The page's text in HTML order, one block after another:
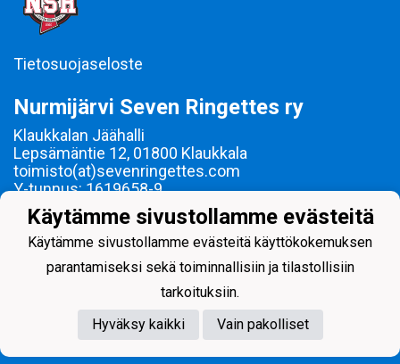
Tietosuojaseloste
Nurmijärvi Seven Ringettes ry
Klaukkalan Jäähalli
Lepsämäntie 12, 01800 Klaukkala
toimisto(at)sevenringettes.com
Y-tunnus: 1619658-9
Ringetteä Nurmijärvellä vuodesta 2000!
Powered by
Käytämme sivustollamme evästeitä
Käytämme sivustollamme evästeitä käyttökokemuksen
parantamiseksi sekä toiminnallisiin ja tilastollisiin
tarkoituksiin.
Hyväksy kaikki
Vain pakolliset